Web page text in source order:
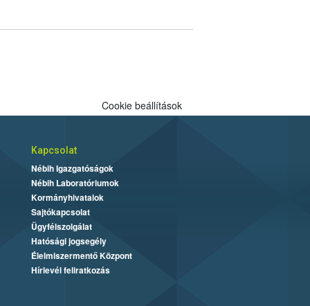
Cookie beállítások
Kapcsolat
Nébih Igazgatóságok
Nébih Laboratóriumok
Kormányhivatalok
Sajtókapcsolat
Ügyfélszolgálat
Hatósági jogsegély
Élelmiszermentő Központ
Hírlevél feliratkozás